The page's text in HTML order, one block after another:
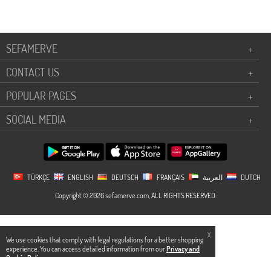
X
We use cookies that comply with legal regulations for a better shopping
experience. You can access detailed information from ourPrivacy and
SEFAMERVE
+
CONTACT US
+
POPULAR PAGES
+
SOCIAL MEDIA
+
TÜRKÇE ENGLISH DEUTSCH FRANÇAIS
DUTCH
Copyright © 2026 sefamerve.com, ALL RIGHTS RESERVED.